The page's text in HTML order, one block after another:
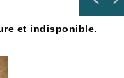
et indisponible.